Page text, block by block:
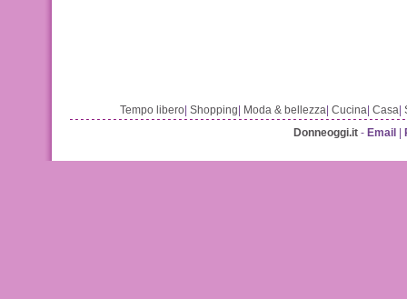
Tempo libero Shopping Moda & bellezza Cucina Casa
Donneoggi.it - Email